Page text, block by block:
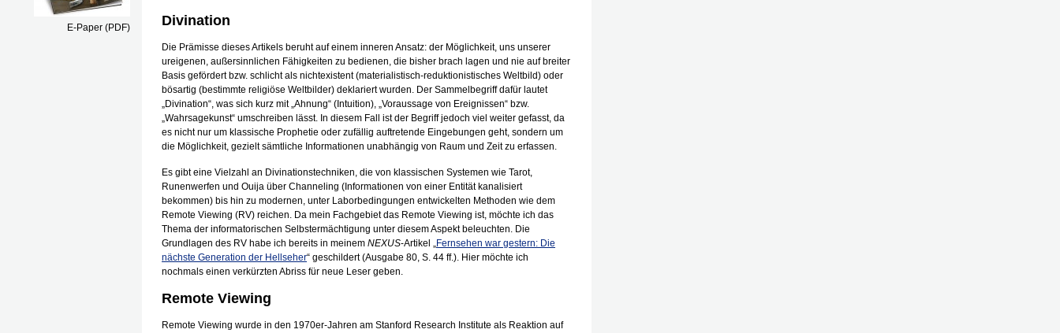
E-Paper (PDF) Divination
Die Prämisse dieses Artikels beruht auf einem inneren Ansatz: der Möglichkeit, uns unserer
ureigenen, außersinnlichen Fähigkeiten zu bedienen, die bisher brach lagen und nie auf breiter
Basis gefördert bzw. schlicht als nichtexistent (materialistisch-reduktionistisches Weltbild) oder
bösartig (bestimmte religiöse Weltbilder) deklariert wurden. Der Sammelbegriff dafür lautet
„Divination“, was sich kurz mit „Ahnung“ (Intuition), „Voraussage von Ereignissen“ bzw.
„Wahrsagekunst“ umschreiben lässt. In diesem Fall ist der Begriff jedoch viel weiter gefasst, da
es nicht nur um klassische Prophetie oder zufällig auftretende Eingebungen geht, sondern um
die Möglichkeit, gezielt sämtliche Informationen unabhängig von Raum und Zeit zu erfassen.
Es gibt eine Vielzahl an Divinationstechniken, die von klassischen Systemen wie Tarot,
Runenwerfen und Ouija über Channeling (Informationen von einer Entität kanalisiert
bekommen) bis hin zu modernen, unter Laborbedingungen entwickelten Methoden wie dem
Remote Viewing (RV) reichen. Da mein Fachgebiet das Remote Viewing ist, möchte ich das
Thema der informatorischen Selbstermächtigung unter diesem Aspekt beleuchten. Die
Grundlagen des RV habe ich bereits in meinem NEXUS-Artikel „Fernsehen war gestern: Die
nächste Generation der Hellseher“ geschildert (Ausgabe 80, S. 44 ff.). Hier möchte ich
nochmals einen verkürzten Abriss für neue Leser geben.
Remote Viewing
Remote Viewing wurde in den 1970er-Jahren am Stanford Research Institute als Reaktion auf